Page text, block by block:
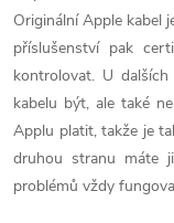
v
ý
p
i
Originální Apple kabel
příslušenství pak
kontrolovat. U
kabelu být, ale také
Applu platit, takže je
druhou stranu máte
problémů vždy